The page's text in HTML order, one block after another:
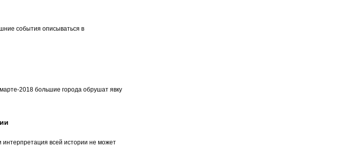
события описываться в
2018 большие города обрушат явку
всей истории не может